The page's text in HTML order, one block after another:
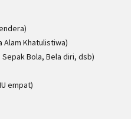
Alam Khatulistiwa)
Bola, Bela diri, dsb)
empat)